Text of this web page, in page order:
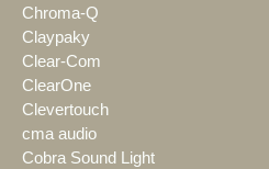
Chroma-Q
Claypaky
Clear-Com
ClearOne
Clevertouch
cma audio
Cobra Sound Light